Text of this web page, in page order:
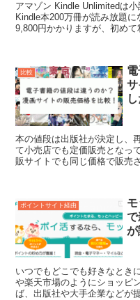
アマゾン Kindle Unlimitedは
Kindle本200万冊が読み放題になるサー
9,800円かかりますが、初め
比較
サ
し
本の値段は出版社が決定し、
て小売店でも定価販売となっています。 そのため
販サイトでも同じ価格で販売される
ポイントサイト経由
で
が
いつでもどこでも好きなときに読
や楽天市場のようにショッピ
ば、出版社や大手企業などが